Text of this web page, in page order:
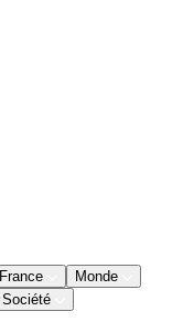
France
Monde
Société